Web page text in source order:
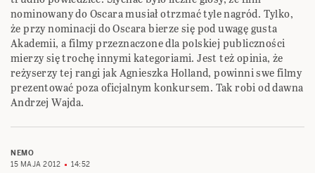
nominowany do Oscara musiał otrzmać tyle nagród. Tylko,
że przy nominacji do Oscara bierze się pod uwagę gusta
Akademii, a filmy przeznaczone dla polskiej publiczności
mierzy się trochę innymi kategoriami. Jest też opinia, że
reżyserzy tej rangi jak Agnieszka Holland, powinni swe filmy
prezentować poza oficjalnym konkursem. Tak robi od dawna
Andrzej Wajda.
NEMO
15 MAJA 2012
14:52